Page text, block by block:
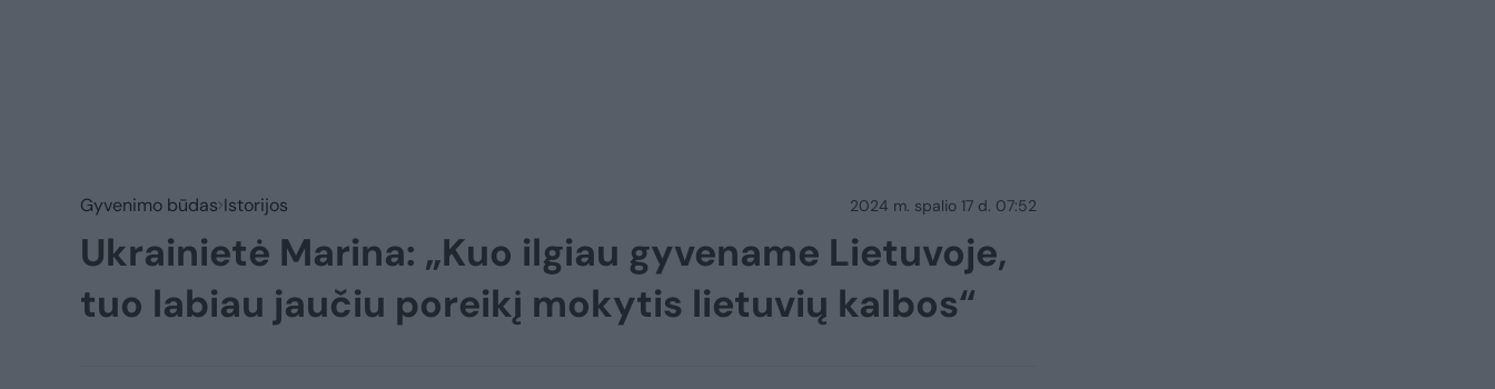
Gyvenimo būdas Istorijos 2024 m. spalio 17 d. 07:52
Ukrainietė Marina: „Kuo ilgiau gyvename Lietuvoje,
tuo labiau jaučiu poreikį mokytis lietuvių kalbos“